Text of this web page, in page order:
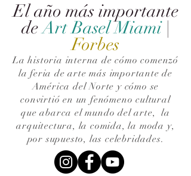
El año más importante
de Art Basel Miami |
Forbes
La historia interna de cómo comenzó
la feria de arte más importante de
América del Norte y cómo se
convirtió en un fenómeno cultural
que abarca el mundo del arte,la
arquitectura, la comida, la moda y,
por supuesto, las celebridades.